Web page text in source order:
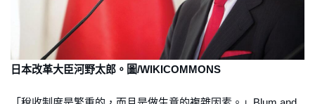
日本改革大臣河野太郎。圖/WIKICOMMONS